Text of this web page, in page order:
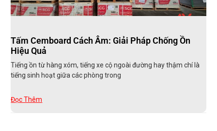
Tấm Cemboard Cách Âm: Giải Pháp Chống Ồn
Hiệu Quả
Tiếng ồn từ hàng xóm, tiếng xe cộ ngoài đường hay thậm chí là
tiếng sinh hoạt giữa các phòng trong
Đọc Thêm